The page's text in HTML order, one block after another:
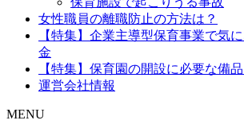
女性職員の離職防止の方法は？
【特集】企業主導型保育事業で気
金
【特集】保育園の開設に必要な備
運営会社情報
MENU